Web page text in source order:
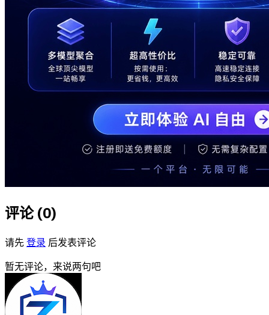
评论 (0)
请先 登录 后发表评论
暂无评论，来说两句吧